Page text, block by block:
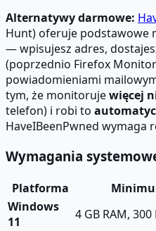
Alternatywy darmowe:
Hunt) oferuje podstawowe
— wpisujesz adres,
(poprzednio Firefox
powiadomieniami
tym, że monitorujewięcej
telefon) i robi to
HaveIBeenPwned wymaga
Wymagania
Platforma
Windows
11
4 GB RAM,